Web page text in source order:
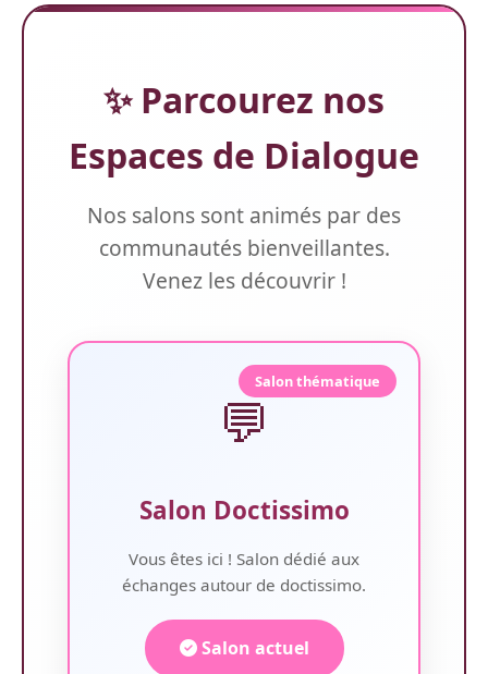
✨ Parcourez nos
Espaces de Dialogue
Nos salons sont animés par des
communautés bienveillantes.
Venez les découvrir !
Salon thématique
💬
Salon Doctissimo
Vous êtes ici ! Salon dédié aux
échanges autour de doctissimo.
Salon actuel